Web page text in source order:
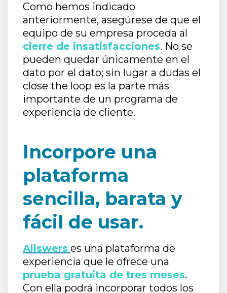
Como hemos indicado
anteriormente, asegúrese de que el
equipo de su empresa proceda al
cierre de insatisfacciones. No se
pueden quedar únicamente en el
dato por el dato; sin lugar a dudas el
close the loop es la parte más
importante de un programa de
experiencia de cliente.
Incorpore una
plataforma
sencilla, barata y
fácil de usar.
Allswers es una plataforma de
experiencia que le ofrece una
prueba gratuita de tres meses.
Con ella podrá incorporar todos los